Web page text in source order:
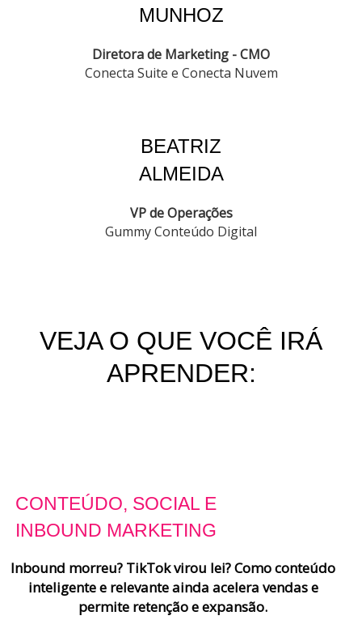
MUNHOZ
Diretora de Marketing - CMO
Conecta Suite e Conecta Nuvem
BEATRIZ
ALMEIDA
VP de Operações
Gummy Conteúdo Digital
VEJA O QUE VOCÊ IRÁ
APRENDER:
CONTEÚDO, SOCIAL E
INBOUND MARKETING
Inbound morreu? TikTok virou lei? Como conteúdo
inteligente e relevante ainda acelera vendas e
permite retenção e expansão.